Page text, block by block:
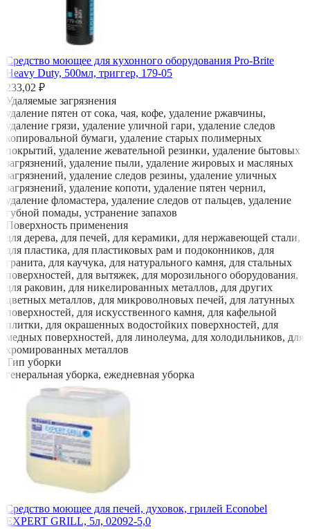
Средство моющее для кухонного оборудования Pro-Brite
Heavy Duty, 500мл, триггер, 179-05
233,02 ₽
Удаляемые загрязнения
удаление пятен от сока, чая, кофе, удаление ржавчины,
удаление грязи, удаление уличной гари, удаление следов
копировальной бумаги, удаление старых полимерных
покрытий, удаление жевательной резинки, удаление бытовых
загрязнений, удаление пыли, удаление жировых и масляных
загрязнений, удаление следов резины, удаление уличных
загрязнений, удаление копоти, удаление пятен чернил,
удаление фломастера, удаление следов от пальцев, удаление
губной помады, устранение запахов
Поверхность применения
для дерева, для печей, для керамики, для нержавеющей стали,
для пластика, для пластиковых рам и подоконников, для
гранита, для каучука, для натурального камня, для стальных
поверхностей, для вытяжек, для морозильного оборудования,
для раковин, для никелированных металлов, для других
цветных металлов, для микроволновых печей, для латунных
поверхностей, для искусственного камня, для кафельной
плитки, для окрашенных водостойких поверхностей, для
медных поверхностей, для линолеума, для холодильников, для
хромированных металлов
Тип уборки
генеральная уборка, ежедневная уборка
Средство моющее для печей, духовок, грилей Econobel
EXPERT GRILL, 5л, 02092-5,0